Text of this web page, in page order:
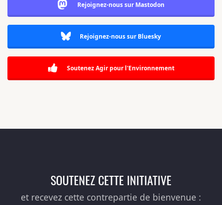
Rejoignez-nous sur Mastodon
Rejoignez-nous sur Bluesky
Soutenez Agir pour l'Environnement
SOUTENEZ CETTE INITIATIVE
et recevez cette contrepartie de bienvenue :